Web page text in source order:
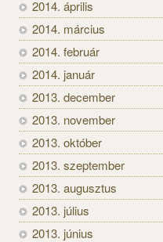
2014. április
2014. március
2014. február
2014. január
2013. december
2013. november
2013. október
2013. szeptember
2013. augusztus
2013. július
2013. június